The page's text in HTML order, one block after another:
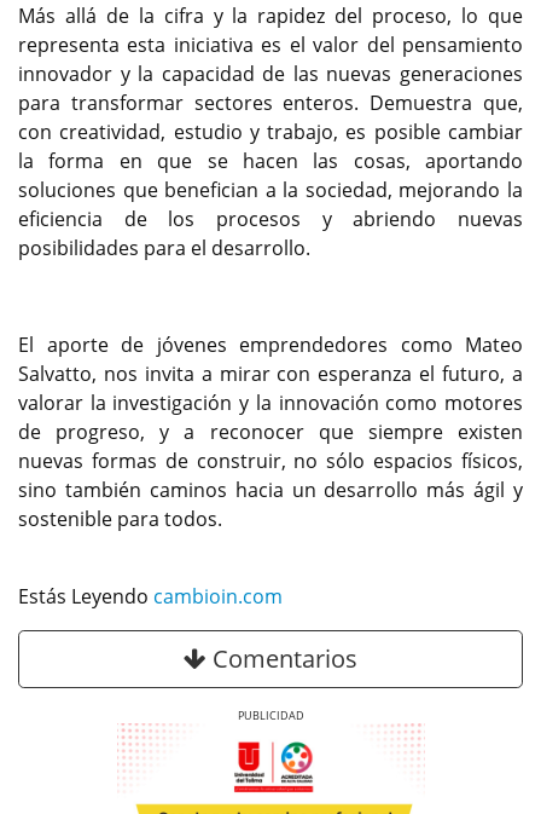
Más allá de la cifra y la rapidez del proceso, lo que
representa esta iniciativa es el valor del pensamiento
innovador y la capacidad de las nuevas generaciones
para transformar sectores enteros. Demuestra que,
con creatividad, estudio y trabajo, es posible cambiar
la forma en que se hacen las cosas, aportando
soluciones que benefician a la sociedad, mejorando la
eficiencia de los procesos y abriendo nuevas
posibilidades para el desarrollo.
El aporte de jóvenes emprendedores como Mateo
Salvatto, nos invita a mirar con esperanza el futuro, a
valorar la investigación y la innovación como motores
de progreso, y a reconocer que siempre existen
nuevas formas de construir, no sólo espacios físicos,
sino también caminos hacia un desarrollo más ágil y
sostenible para todos.
Estás Leyendo cambioin.com
Comentarios